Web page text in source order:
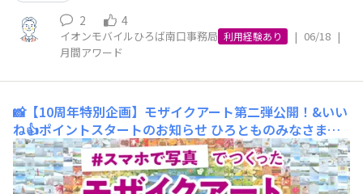
2 4
イオンモバイルひろば南口事務局 利用経験あり | 06/18 |
月間アワード
📸【10周年特別企画】モザイクアート第二弾公開！&いい
ね👍ポイントスタートのお知らせ ​ひろとものみなさま、
こんにちは！イオンモバイルひろば事務局です😊いつも
温かい応援をいただき、本当にありがとうございます！3
月に公開した第一弾モザイクアートは、もうご覧いただけ